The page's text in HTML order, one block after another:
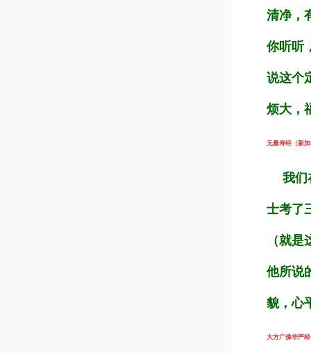
清净，
你听听
说这个
烦大，
无量寿经（新
我们
士考了
（就
他所说
貌，心
大方广佛华严